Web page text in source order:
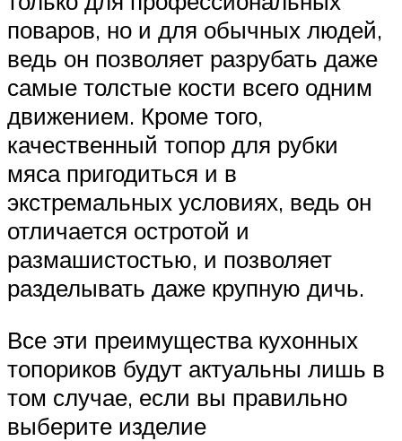
поваров, но и для обычных людей,
ведь он позволяет разрубать даже
самые толстые кости всего одним
движением. Кроме того,
качественный топор для рубки
мяса пригодиться и в
экстремальных условиях, ведь он
отличается остротой и
размашистостью, и позволяет
разделывать даже крупную дичь.
Все эти преимущества кухонных
топориков будут актуальны лишь в
том случае, если вы правильно
выберите изделие